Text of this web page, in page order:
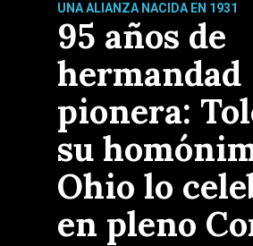
UNA ALIANZA NACIDA EN 1931
95 años de
hermandad
pionera:
su
Ohio lo
en pleno